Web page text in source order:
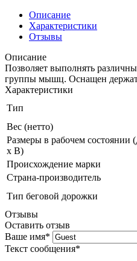
Описание
Характеристики
Отзывы
Описание
Позволяет выполнять
группы мышц. Оснащен
Характеристики
Тип
Вес (нетто)
Размеры в рабочем
х В)
Происхождение марки
Страна-производитель
Тип беговой дорожки
Отзывы
Оставить отзыв
Ваше имя*
Текст сообщения*